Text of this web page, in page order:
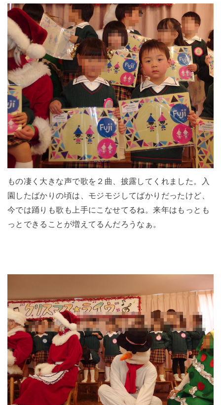
もの凄く大きな声で歌を２曲、披露してくれました。入
園したばかりの頃は、モジモジしてばかりだったけど、
今では踊りも歌も上手にこなせてるね。来年はもっとも
っとできることが増えてるんだろうなぁ。